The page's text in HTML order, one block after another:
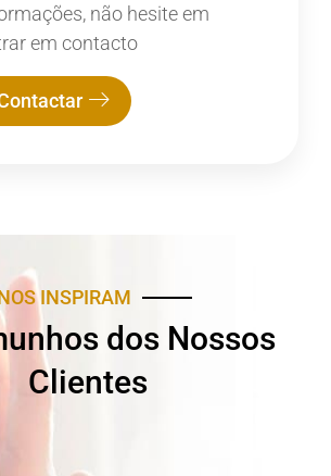
não hesite em
em contacto
INSPIRAM
dos Nossos
Clientes